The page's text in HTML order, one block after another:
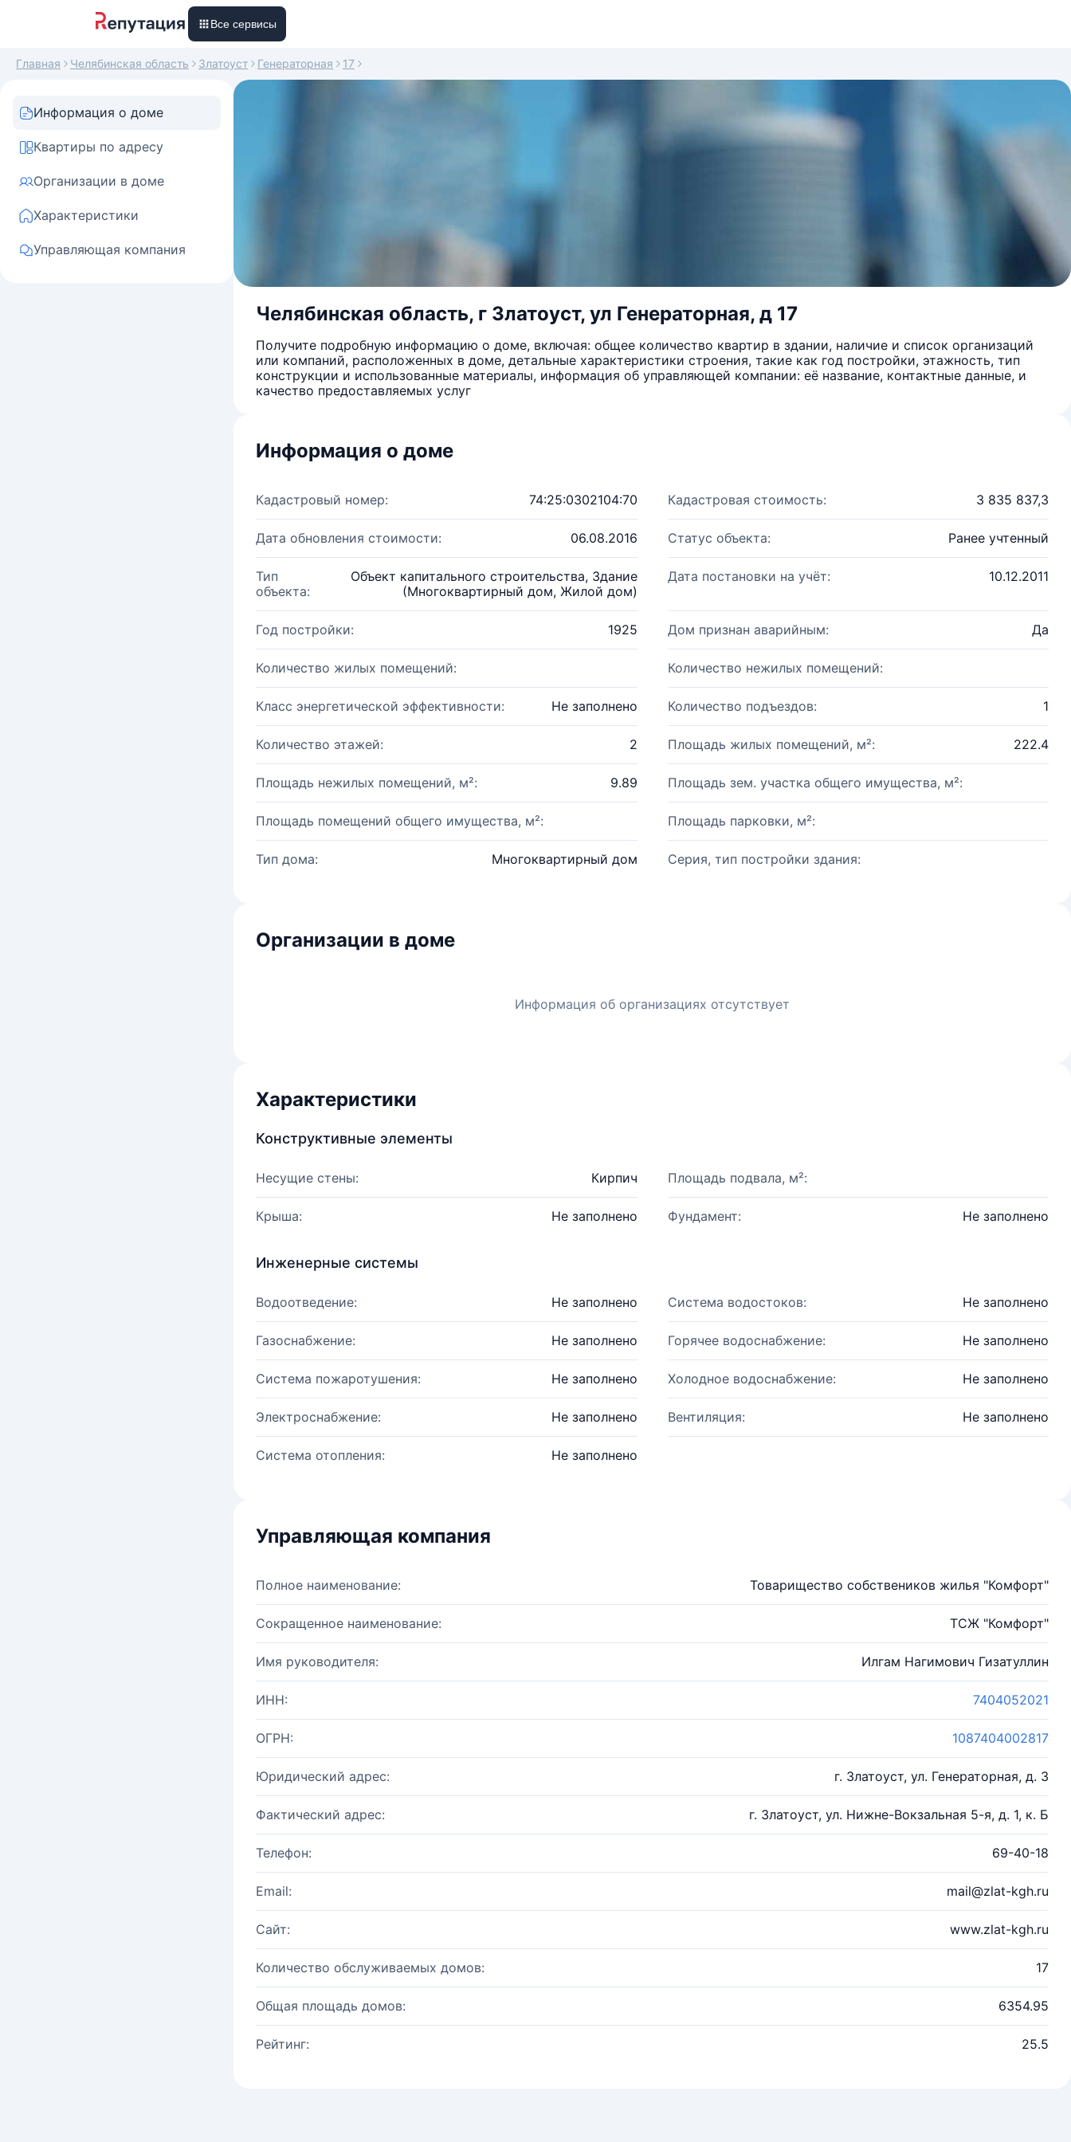
Все сервисы
Главная Челябинская область Златоуст Генераторная 17
Информация о доме
Квартиры по адресу
Организации в доме
Характеристики
Управляющая компания
Челябинская область, г Златоуст, ул Генераторная, д 17
Получите подробную информацию о доме, включая: общее количество квартир в здании, наличие и список организаций
или компаний, расположенных в доме, детальные характеристики строения, такие как год постройки, этажность, тип
конструкции и использованные материалы, информация об управляющей компании: её название, контактные данные, и
качество предоставляемых услуг
Информация о доме
Кадастровый номер: 74:25:0302104:70 Кадастровая стоимость: 3 835 837,3
Дата обновления стоимости: 06.08.2016 Статус объекта: Ранее учтенный
Тип
объекта:
Объект капитального строительства, Здание
(Многоквартирный дом, Жилой дом)
Дата постановки на учёт: 10.12.2011
Год постройки: 1925 Дом признан аварийным: Да
Количество жилых помещений: Количество нежилых помещений:
Класс энергетической эффективности: Не заполнено Количество подъездов: 1
Количество этажей: 2 Площадь жилых помещений, м²: 222.4
Площадь нежилых помещений, м²: 9.89 Площадь зем. участка общего имущества, м²:
Площадь помещений общего имущества, м²: Площадь парковки, м²:
Тип дома: Многоквартирный дом Серия, тип постройки здания:
Организации в доме
Информация об организациях отсутствует
Характеристики
Конструктивные элементы
Несущие стены: Кирпич Площадь подвала, м²:
Крыша: Не заполнено Фундамент: Не заполнено
Инженерные системы
Водоотведение: Не заполнено Система водостоков: Не заполнено
Газоснабжение: Не заполнено Горячее водоснабжение: Не заполнено
Система пожаротушения: Не заполнено Холодное водоснабжение: Не заполнено
Электроснабжение: Не заполнено Вентиляция: Не заполнено
Система отопления: Не заполнено
Управляющая компания
Полное наименование: Товарищество собствеников жилья "Комфорт"
Сокращенное наименование: ТСЖ "Комфорт"
Имя руководителя: Илгам Нагимович Гизатуллин
ИНН: 7404052021
ОГРН: 1087404002817
Юридический адрес: г. Златоуст, ул. Генераторная, д. 3
Фактический адрес: г. Златоуст, ул. Нижне-Вокзальная 5-я, д. 1, к. Б
Телефон: 69-40-18
Email: mail@zlat-kgh.ru
Сайт: www.zlat-kgh.ru
Количество обслуживаемых домов: 17
Общая площадь домов: 6354.95
Рейтинг: 25.5